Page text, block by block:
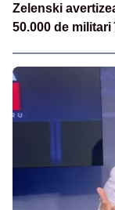
Zelenski
50.000 de